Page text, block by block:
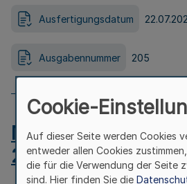
Ausfertigungsdatum
Ausgabennummer 205
MB.NRW 2026
24.07.2026
Cookie-
Auf dieser Seite werden Cookies
entweder allen Cookies
die für die Verwendung der Seite
sind. Hier finden Sie die